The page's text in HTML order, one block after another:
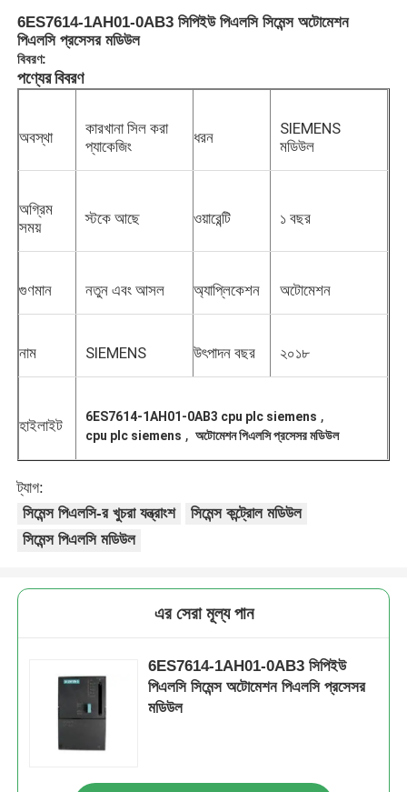
6ES7614-1AH01-0AB3 সিপিইউ পিএলসি সিমেন্স অটোমেশন
পিএলসি প্রসেসর মডিউল
বিবরণ:
পণ্যের বিবরণ
অবস্থা
কারখানা সিল করা
প্যাকেজিং
ধরন
SIEMENS
মডিউল
অগ্রিম
সময়
স্টকে আছে ওয়ারেন্টি ১ বছর
গুণমান নতুন এবং আসল অ্যাপ্লিকেশন অটোমেশন
নাম SIEMENS উৎপাদন বছর ২০১৮
হাইলাইট 6ES7614-1AH01-0AB3 cpu plc siemens ,
cpu plc siemens ,অটোমেশন পিএলসি প্রসেসর মডিউল
ট্যাগ:
সিমেন্স পিএলসি-র খুচরা যন্ত্রাংশ
সিমেন্স কন্ট্রোল মডিউল
সিমেন্স পিএলসি মডিউল
এর সেরা মূল্য পান
6ES7614-1AH01-0AB3 সিপিইউ
পিএলসি সিমেন্স অটোমেশন পিএলসি প্রসেসর
মডিউল